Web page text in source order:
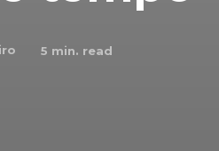
5 min. read